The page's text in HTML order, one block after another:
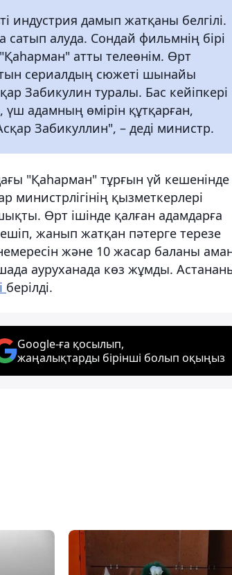
индустрия дамып жатқаны белгілі.
сатып алуда. Сондай фильмнің бірі
атты телеөнім. Өрт
сериалдың сюжеті шынайы
Забикулин туралы. Бас кейіпкері
адамның өмірін құтқарған,
Забикуллин", – деді министр.
"Қаһарман" тұрғын үй кешенінде
министрлігінің қызметкерлері
Өрт ішінде қалған адамдарға
жанып жатқан пәтерге терезе
және 10 жасар баланы
ауруханада көз жұмды.
берілді.
Google-ға қосылып,
жаңалықтарды бірінші болып оқыңыз